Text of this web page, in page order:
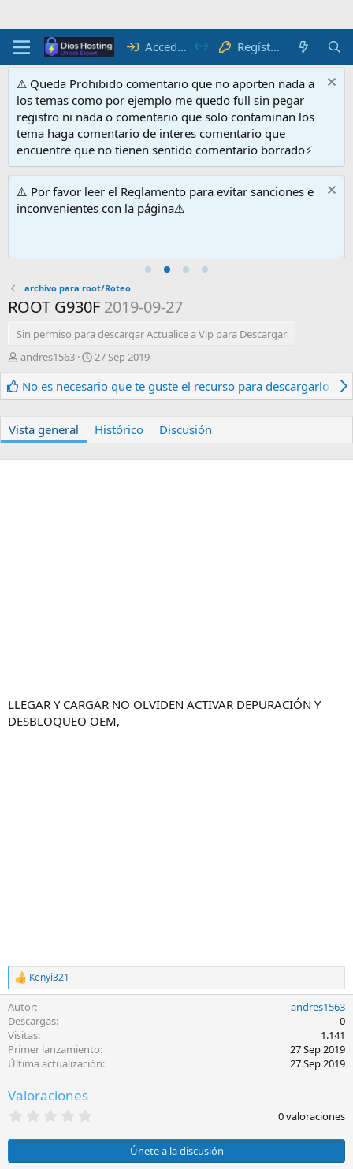
Acceder Regístrate
⚠ Queda Prohibido comentario que no aporten nada a
los temas como por ejemplo me quedo full sin pegar
registro ni nada o comentario que solo contaminan los
tema haga comentario de interes comentario que
encuentre que no tienen sentido comentario borrado⚡
⚠️ Por favor leer el Reglamento para evitar sanciones e
inconvenientes con la página⚠️
archivo para root/Roteo
ROOT G930F 2019-09-27
Sin permiso para descargar Actualice a Vip para Descargar
A
t
o
andres1563
F
c
h
d
e
27 Sep 2019
No es necesario que te guste el recurso para descargarlo.
Vista general Histórico Discusión
LLEGAR Y CARGAR NO OLVIDEN ACTIVAR DEPURACIÓN Y
DESBLOQUEO OEM,
R
e
a
c
c
i
o
n
s
Kenyi321
Autor
andres1563
Descargas
0
Visitas
1.141
Primer lanzamiento
27 Sep 2019
Última actualización
27 Sep 2019
Valoraciones
0
e
0 valoraciones
Únete a la discusión